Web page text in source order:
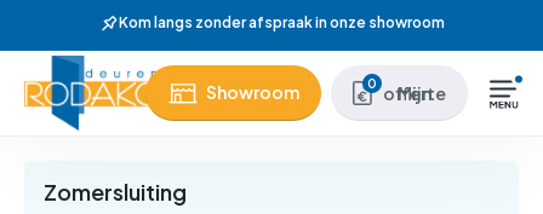
content
Wij hebben meer dan 37 jaar
Showroom 0 Mijn offerte
Zomersluiting
Close
Menu